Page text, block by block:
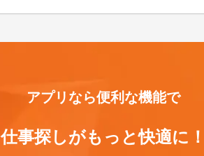
アプリなら便利な機能で
仕事探しがもっと快適に